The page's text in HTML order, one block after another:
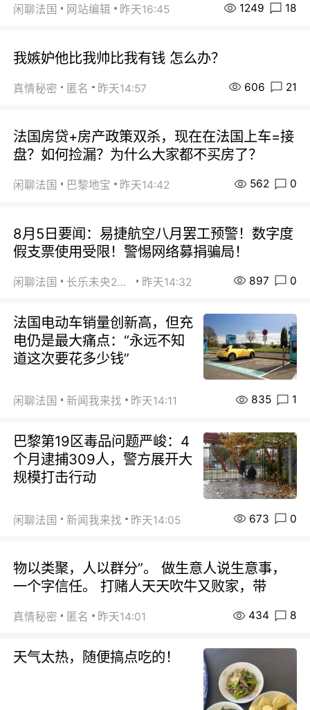
闲聊法国 网站编辑 昨天16:45 1249 18
我嫉妒他比我帅比我有钱 怎么办？
真情秘密 匿名 昨天14:57 606 21
法国房贷+房产政策双杀，现在在法国上车=接
盘？如何捡漏？为什么大家都不买房了？
闲聊法国 巴黎地宝 昨天14:42 562 0
8月5日要闻：易捷航空八月罢工预警！数字度
假支票使用受限！警惕网络募捐骗局！
闲聊法国 长乐未央2015 昨天14:32 897 0
法国电动车销量创新高，但充
电仍是最大痛点：“永远不知
道这次要花多少钱”
闲聊法国 新闻我来找 昨天14:11 835 1
巴黎第19区毒品问题严峻：4
个月逮捕309人，警方展开大
规模打击行动
闲聊法国 新闻我来找 昨天14:05 673 0
物以类聚，人以群分”。 做生意人说生意事，
一个字信任。 打赌人天天吹牛又败家，带
真情秘密 匿名 昨天14:01 434 8
天气太热，随便搞点吃的！